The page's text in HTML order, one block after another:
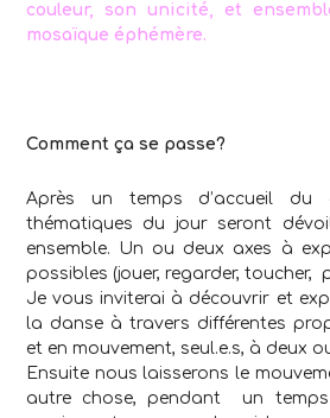
couleur, son unicité, et
mosaïque éphémère.
Comment ça se passe?
Après un temps d’accueil
thématiques du jour seront
ensemble. Un ou deux axes à
possibles (jouer, regarder, toucher,
Je vous inviterai à découvrir et
la danse à travers différentes
et en mouvement, seul.e.s, à deux
Ensuite nous laisserons le
autre chose, pendant un